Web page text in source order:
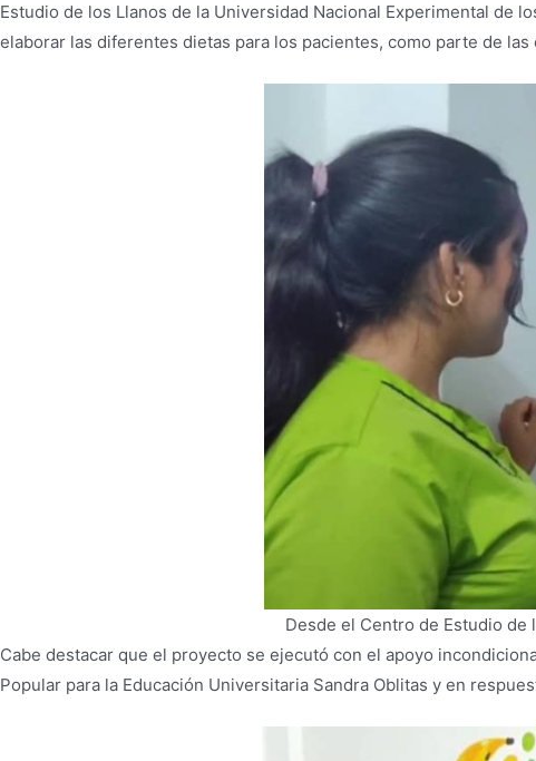
Estudio de los Llanos de la Universidad Nacional Experimental de
elaborar las diferentes dietas para los pacientes, como parte de
Desde el Centro de Estudio de
Cabe destacar que el proyecto se ejecutó con el apoyo
Popular para la Educación Universitaria Sandra Oblitas y en